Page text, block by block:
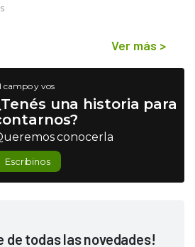
Ver más >
campo y vos
una historia para
conocerla
Escribinos
de todas las novedades!